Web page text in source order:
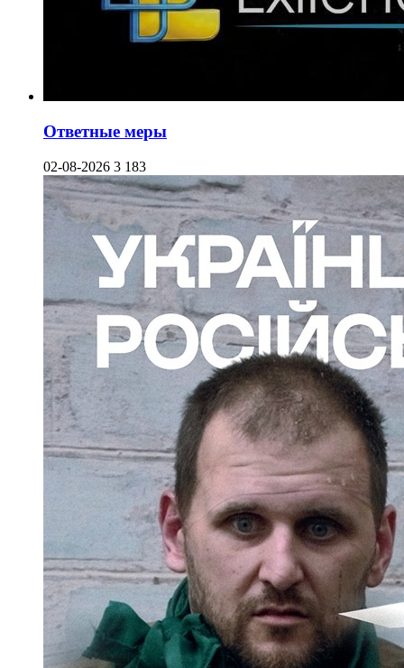
Ответные меры
02-08-2026 3 183